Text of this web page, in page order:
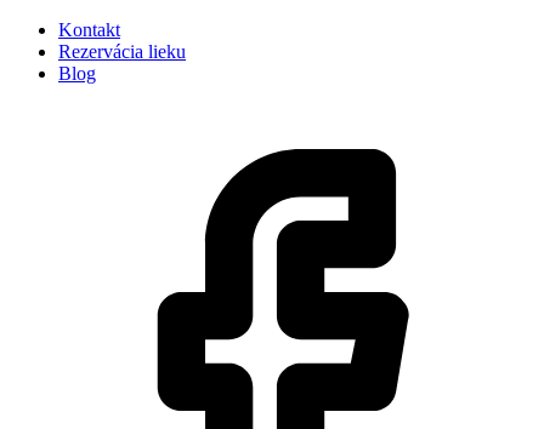
Kontakt
Rezervácia lieku
Blog